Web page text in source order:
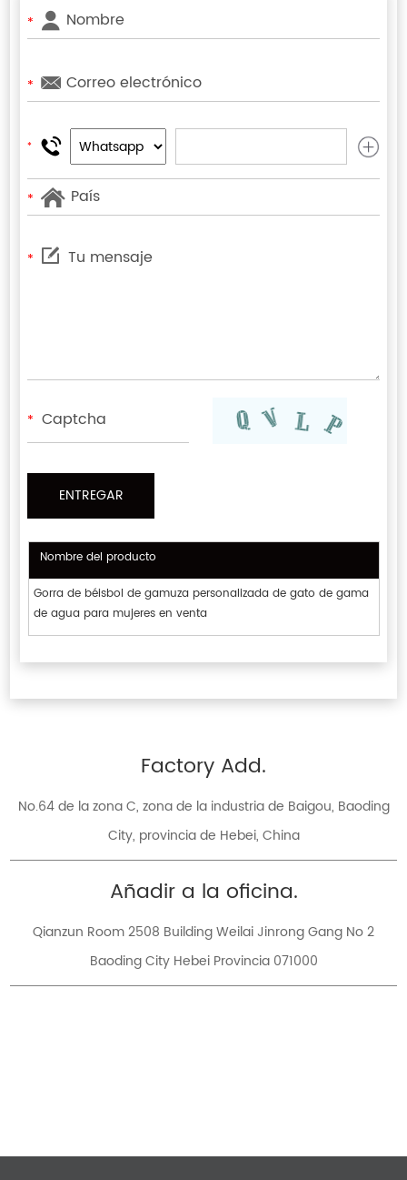
*
*
*
*
*
*
Nombre del producto
Gorra de béisbol de gamuza personalizada de gato de gama
de agua para mujeres en venta
Factory Add.
No.64 de la zona C, zona de la industria de Baigou, Baoding
City, provincia de Hebei, China
Añadir a la oficina.
Qianzun Room 2508 Building Weilai Jinrong Gang No 2
Baoding City Hebei Provincia 071000